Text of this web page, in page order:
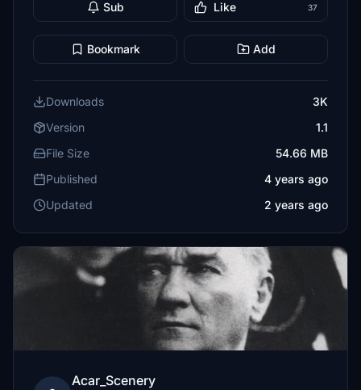
Sub Like 37
Bookmark Add
Downloads
3K
Version
1.1
File Size
54.66 MB
Published
4 years ago
Updated
2 years ago
Acar_Scenery